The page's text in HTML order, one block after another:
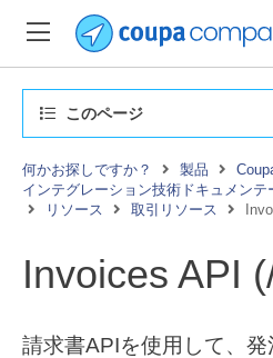
このページ
何かお探しですか？ 製品
インテグレーション技術ドキュメンテ
リソース
取引リソース
Invoices API
請求書APIを使用して、